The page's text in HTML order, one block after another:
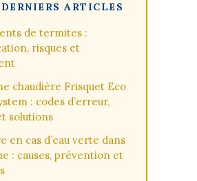
ARTICLES
de termites :
risques et
chaudière Frisquet Eco
: codes d’erreur,
solutions
en cas d’eau verte dans
: causes, prévention et